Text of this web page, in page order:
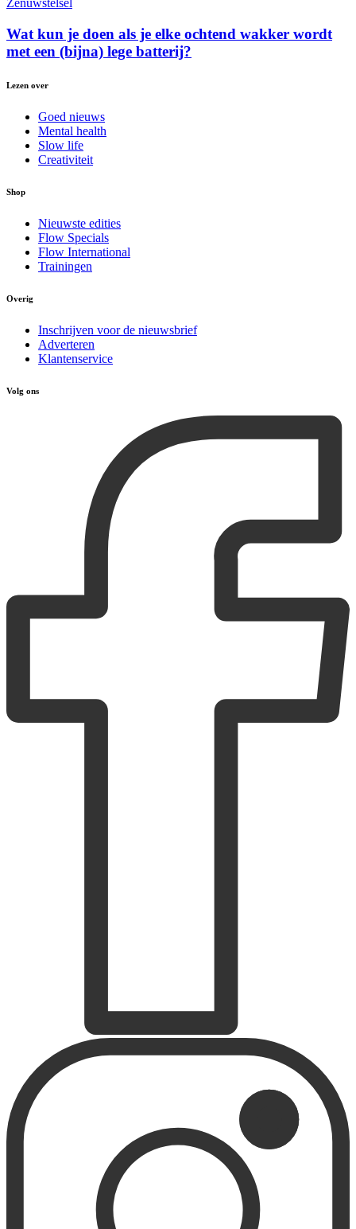
Zenuwstelsel
Wat kun je doen als je elke ochtend wakker wordt
met een (bijna) lege batterij?
Lezen over
Goed nieuws
Mental health
Slow life
Creativiteit
Shop
Nieuwste edities
Flow Specials
Flow International
Trainingen
Overig
Inschrijven voor de nieuwsbrief
Adverteren
Klantenservice
Volg ons